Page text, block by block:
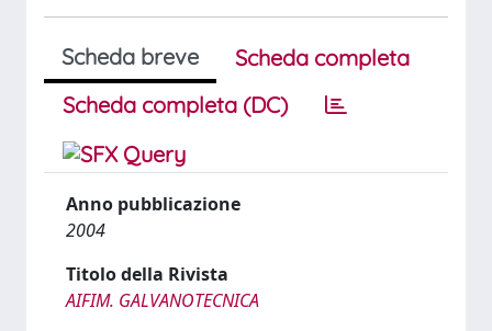
Scheda breve
Scheda completa
Scheda completa (DC)
Anno pubblicazione
2004
Titolo della Rivista
AIFIM. GALVANOTECNICA